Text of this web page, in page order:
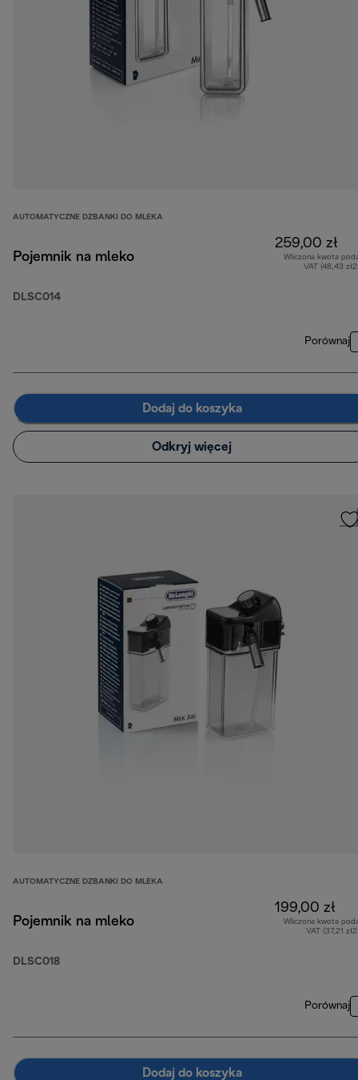
AUTOMATYCZNE DZBANKI DO MLEKA
Pojemnik na mleko
DLSC014
259,00 zł
Wliczona kwota
VAT (48,43
Porównaj
Dodaj do koszyka
Odkryj więcej
AUTOMATYCZNE DZBANKI DO MLEKA
Pojemnik na mleko
DLSC018
199,00 zł
Wliczona kwota
VAT (37,21
Porównaj
Dodaj do koszyka